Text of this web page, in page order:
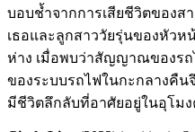
บอบช้ำจากการเสียชีวิตของส
เธอและลูกสาววัยรุ่นของหัวห
ห่าง เมื่อพบว่าสัญญาณของรถ
ของระบบรถไฟในกะกลางคืน
มีชีวิตลึกลับที่อาศัยอยู่ในอุโมง